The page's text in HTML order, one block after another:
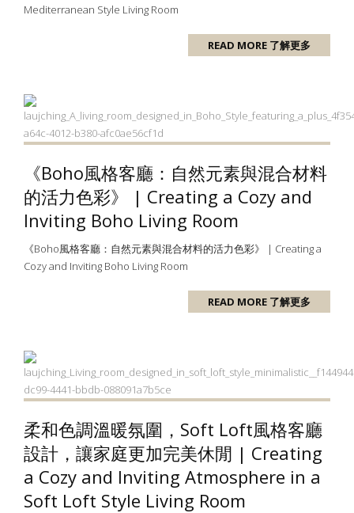
Mediterranean Style Living Room
READ MORE 了解更多
《Boho風格客廳：自然元素與混合材料
的活力色彩》 | Creating a Cozy and
Inviting Boho Living Room
《Boho風格客廳：自然元素與混合材料的活力色彩》 | Creating a
Cozy and Inviting Boho Living Room
READ MORE 了解更多
柔和色調溫暖氛圍，Soft Loft風格客廳
設計，讓家庭更加完美休閒 | Creating
a Cozy and Inviting Atmosphere in a
Soft Loft Style Living Room